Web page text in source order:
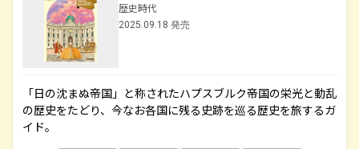
歴史時代
2025.09.18 発売
「日の沈まぬ帝国」と称されたハプスブルク帝国の栄光と動乱
の歴史をたどり、今なお各国に残る史跡を巡る歴史を旅するガ
イド。